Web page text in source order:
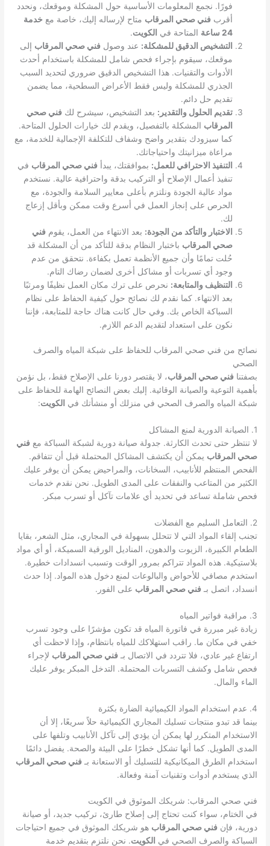
فورًا. نجمع المعلومات الأساسية حول المشكلة وموقعك، ونحدد
أقربفني صحي المرقاب متاح لإرساله إليك، خاصة مع خدمة
24 ساعة
المتاحة في الكويت.
التشخيص الدقيق للمشكلة: عند وصولفني صحي المرقاب إلى
موقعك، سيقوم بإجراء فحص شامل للمشكلة باستخدام أحدث
الأدوات والتقنيات. هذا التشخيص الدقيق ضروري لتحديد السبب
الجذري للمشكلة وليس فقط الأعراض السطحية، مما يضمن
تقديم حل دائم.
تقديم الحلول والتقدير: بعد التشخيص، سيشرح لكفني صحي
المرقاب المشكلة بالتفصيل، ويقدم لك خيارات الحلول المتاحة.
كما سيزودك بتقدير واضح وشفاف للتكلفة الإجمالية للخدمة، مع
مراعاة ميزانيتك واحتياجاتك.
التنفيذ الاحترافي للعمل: بموافقتك، يبدأفني صحي المرقاب في
تنفيذ أعمال الإصلاح أو التركيب بدقة واحترافية عالية. نستخدم
مواد عالية الجودة ونلتزم بأعلى معايير السلامة والجودة، مع
الحرص على إنجاز العمل في أسرع وقت ممكن وبأقل إزعاج
لك.
الاختبار والتأكد من الجودة: بعد الانتهاء من العمل، يقومفني
صحي المرقاب باختبار النظام بدقة للتأكد من أن المشكلة قد
حُلت تمامًا وأن جميع الأنظمة تعمل بكفاءة. نتحقق من عدم
وجود أي تسربات أو مشاكل أخرى لضمان رضاك التام.
التنظيف والمتابعة: نحرص على ترك مكان العمل نظيفًا ومرتبًا
بعد الانتهاء. كما نقدم لك نصائح حول كيفية الحفاظ على نظام
السباكة الخاص بك. وفي حال كانت هناك حاجة للمتابعة، فإننا
نكون على استعداد لتقديم الدعم اللازم.
نصائح من فني صحي المرقاب للحفاظ على شبكة المياه والصرف
الصحي
بصفتنافني صحي المرقاب، لا يقتصر دورنا على الإصلاح فقط، بل نؤمن
بأهمية التوعية والصيانة الوقائية. إليك بعض النصائح الهامة للحفاظ على
شبكة المياه والصرف الصحي في منزلك أو منشأتك في الكويت:
1. الصيانة الدورية لمنع المشاكل
لا تنتظر حتى تحدث الكارثة. جدولة صيانة دورية لشبكة السباكة معفني
صحي المرقاب يمكن أن يكتشف المشاكل المحتملة قبل أن تتفاقم.
الفحص المنتظم للأنابيب، السخانات، والمراحيض يمكن أن يوفر عليك
الكثير من المتاعب والنفقات على المدى الطويل. نحن نقدم خدمات
فحص شاملة تساعد في تحديد أي علامات تآكل أو تسرب مبكر.
2. التعامل السليم مع الفضلات
تجنب إلقاء المواد التي لا تتحلل بسهولة في المجاري، مثل الشعر، بقايا
الطعام الكبيرة، الزيوت والدهون، المناديل الورقية السميكة، أو أي مواد
بلاستيكية. هذه المواد تتراكم بمرور الوقت وتسبب انسدادات خطيرة.
استخدم مصافي للأحواض والبالوعات لمنع دخول هذه المواد. إذا حدث
انسداد، اتصل بـفني صحي المرقاب على الفور.
3. مراقبة فواتير المياه
زيادة غير مبررة في فاتورة المياه قد تكون مؤشرًا على وجود تسرب
خفي في مكان ما. راقب استهلاكك للمياه بانتظام، وإذا لاحظت أي
ارتفاع غير عادي، فلا تتردد في الاتصال بـفني صحي المرقاب لإجراء
فحص شامل وكشف التسربات المحتملة. التدخل المبكر يوفر عليك
الماء والمال.
4. عدم استخدام المواد الكيميائية الضارة بكثرة
بينما قد تبدو منتجات تسليك المجاري الكيميائية حلاً سريعًا، إلا أن
الاستخدام المتكرر لها يمكن أن يؤدي إلى تآكل الأنابيب وتلفها على
المدى الطويل. كما أنها تشكل خطرًا على البيئة والصحة. يفضل دائمًا
استخدام الطرق الميكانيكية للتسليك أو الاستعانة بـفني صحي المرقاب
الذي يستخدم أدوات وتقنيات آمنة وفعالة.
فني صحي المرقاب: شريكك الموثوق في الكويت
في الختام، سواء كنت تحتاج إلى إصلاح طارئ، تركيب جديد، أو صيانة
دورية، فإنفني صحي المرقاب هو شريكك الموثوق في جميع احتياجات
السباكة والصرف الصحي في الكويت. نحن نلتزم بتقديم خدمة